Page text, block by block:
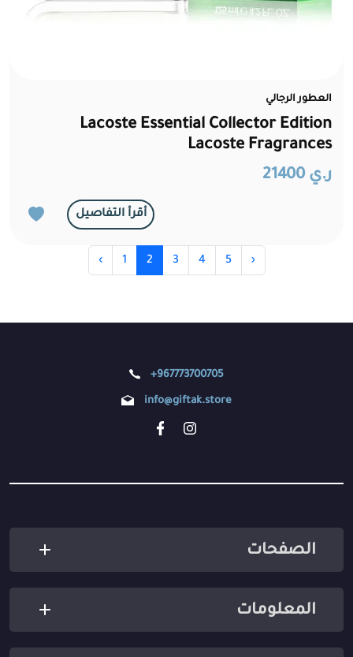
العطور الرجالي
Lacoste Essential Collector Edition
Lacoste Fragrances
ر.ي 21400
أقرأ التفاصيل
‹ 1 2 3 4 5 ›
+967773700705
info@giftak.store
الصفحات
المعلومات